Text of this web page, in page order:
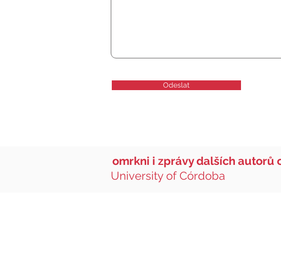
Odeslat
omrkni i zprávy dalších autorů
University of Córdoba